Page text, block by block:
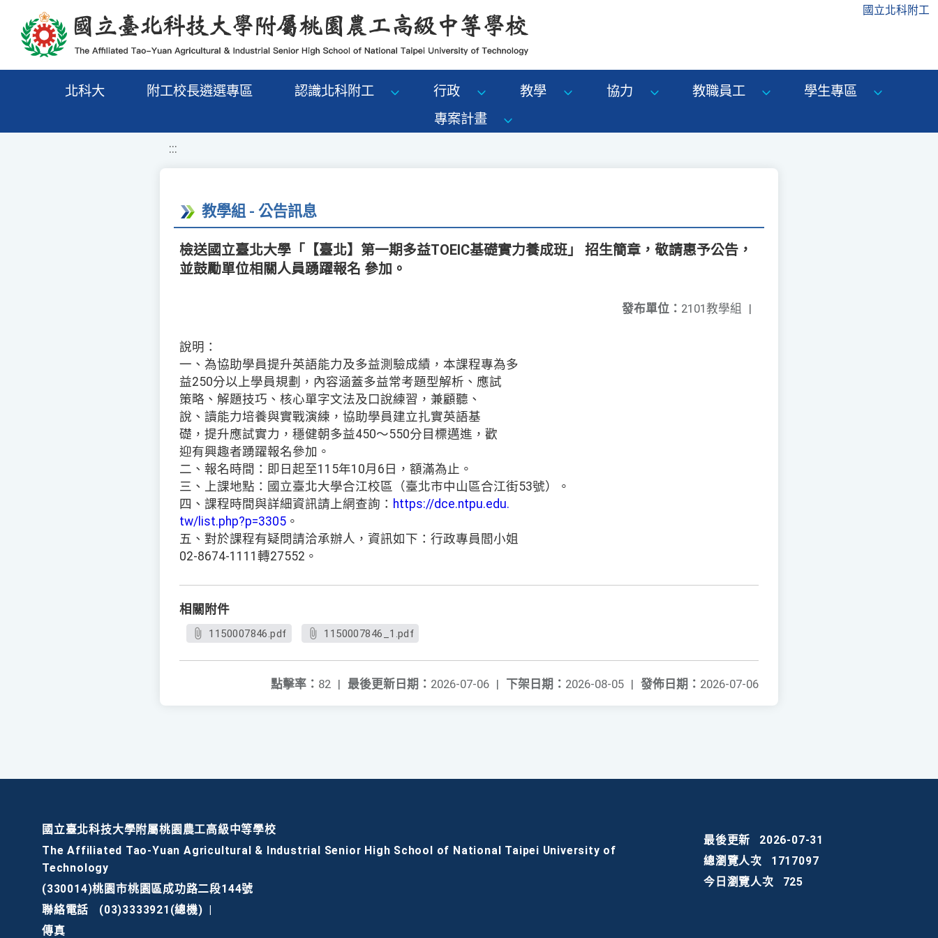
移至網頁之主要內容區位置 國立北科附工
北科大 附工校長遴選專區 認識北科附工 行政 教學 協力 教職員工
學生專區
專案計畫
:::
教學組 - 公告訊息
檢送國立臺北大學「【臺北】第一期多益TOEIC基礎實力養成班」 招生簡章，敬請惠予公告，
並鼓勵單位相關人員踴躍報名 參加。
發布單位： 2101教學組 |
說明：
一、為協助學員提升英語能力及多益測驗成績，本課程專為多
益250分以上學員規劃，內容涵蓋多益常考題型解析、應試
策略、解題技巧、核心單字文法及口說練習，兼顧聽、
說、讀能力培養與實戰演練，協助學員建立扎實英語基
礎，提升應試實力，穩健朝多益450～550分目標邁進，歡
迎有興趣者踴躍報名參加。
二、報名時間：即日起至115年10月6日，額滿為止。
三、上課地點：國立臺北大學合江校區（臺北市中山區合江街53號）。
四、課程時間與詳細資訊請上網查詢： https://dce.ntpu.edu.
tw/list.php?p=3305 。
五、對於課程有疑問請洽承辦人，資訊如下：行政專員閻小姐
02-8674-1111轉27552。
相關附件
1150007846.pdf 1150007846_1.pdf
發佈日期： 2026-07-06
下架日期： 2026-08-05 |
最後更新日期： 2026-07-06 |
點擊率： 82 |
國立臺北科技大學附屬桃園農工高級中等學校
The Affiliated Tao-Yuan Agricultural & Industrial Senior High School of National Taipei University of
Technology
(330014)桃園市桃園區成功路二段144號
聯絡電話
(03)3333921(總機)
傳真
最後更新
2026-07-31
總瀏覽人次
1717097
今日瀏覽人次
725